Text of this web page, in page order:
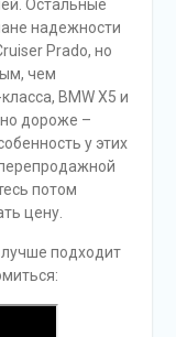
Остальные
надежности
Prado, но
чем
BMW X5 и
дороже –
у этих
потом
цену.
подходит